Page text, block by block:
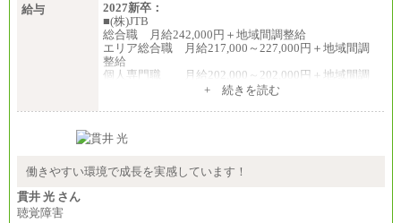
給与
2027新卒：
■(株)JTB
総合職 月給242,000円＋地域間調整給
エリア総合職 月給217,000～227,000円＋地域間調
整給
個人専門職 月給202,000～202,000円＋地域間調
総合職 月給208,000～235,000円
※詳細はJTBキャリアサイトよりご確認ください。
+ 続きを読む
働きやすい環境で成長を実感しています！
貫井 光 さん
聴覚障害